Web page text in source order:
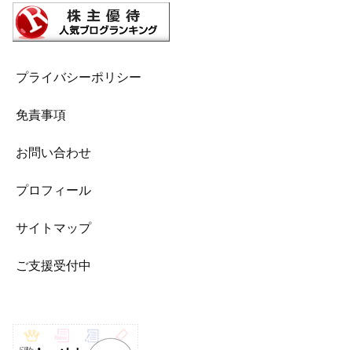
プライバシーポリシー
免責事項
お問い合わせ
プロフィール
サイトマップ
ご支援受付中